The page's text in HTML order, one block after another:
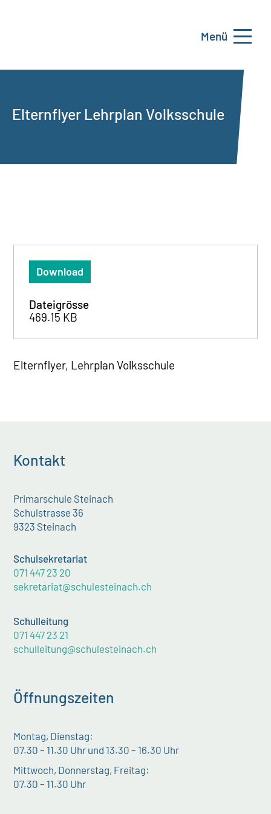
Menü
Elternflyer Lehrplan Volksschule
Download
Dateigrösse
469.15 KB
Elternflyer, Lehrplan Volksschule
Kontakt
Primarschule Steinach
Schulstrasse 36
9323 Steinach
Schulsekretariat
071 447 23 20
sekretariat@schulesteinach.ch
Schulleitung
071 447 23 21
schulleitung@schulesteinach.ch
Öffnungszeiten
Montag, Dienstag:
07.30 – 11.30 Uhr und 13.30 – 16.30 Uhr
Mittwoch, Donnerstag, Freitag:
07.30 – 11.30 Uhr